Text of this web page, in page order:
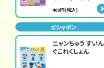
400円(税込)
ガシャポン
ニャンちゅう すいん
ぐこれくしょん